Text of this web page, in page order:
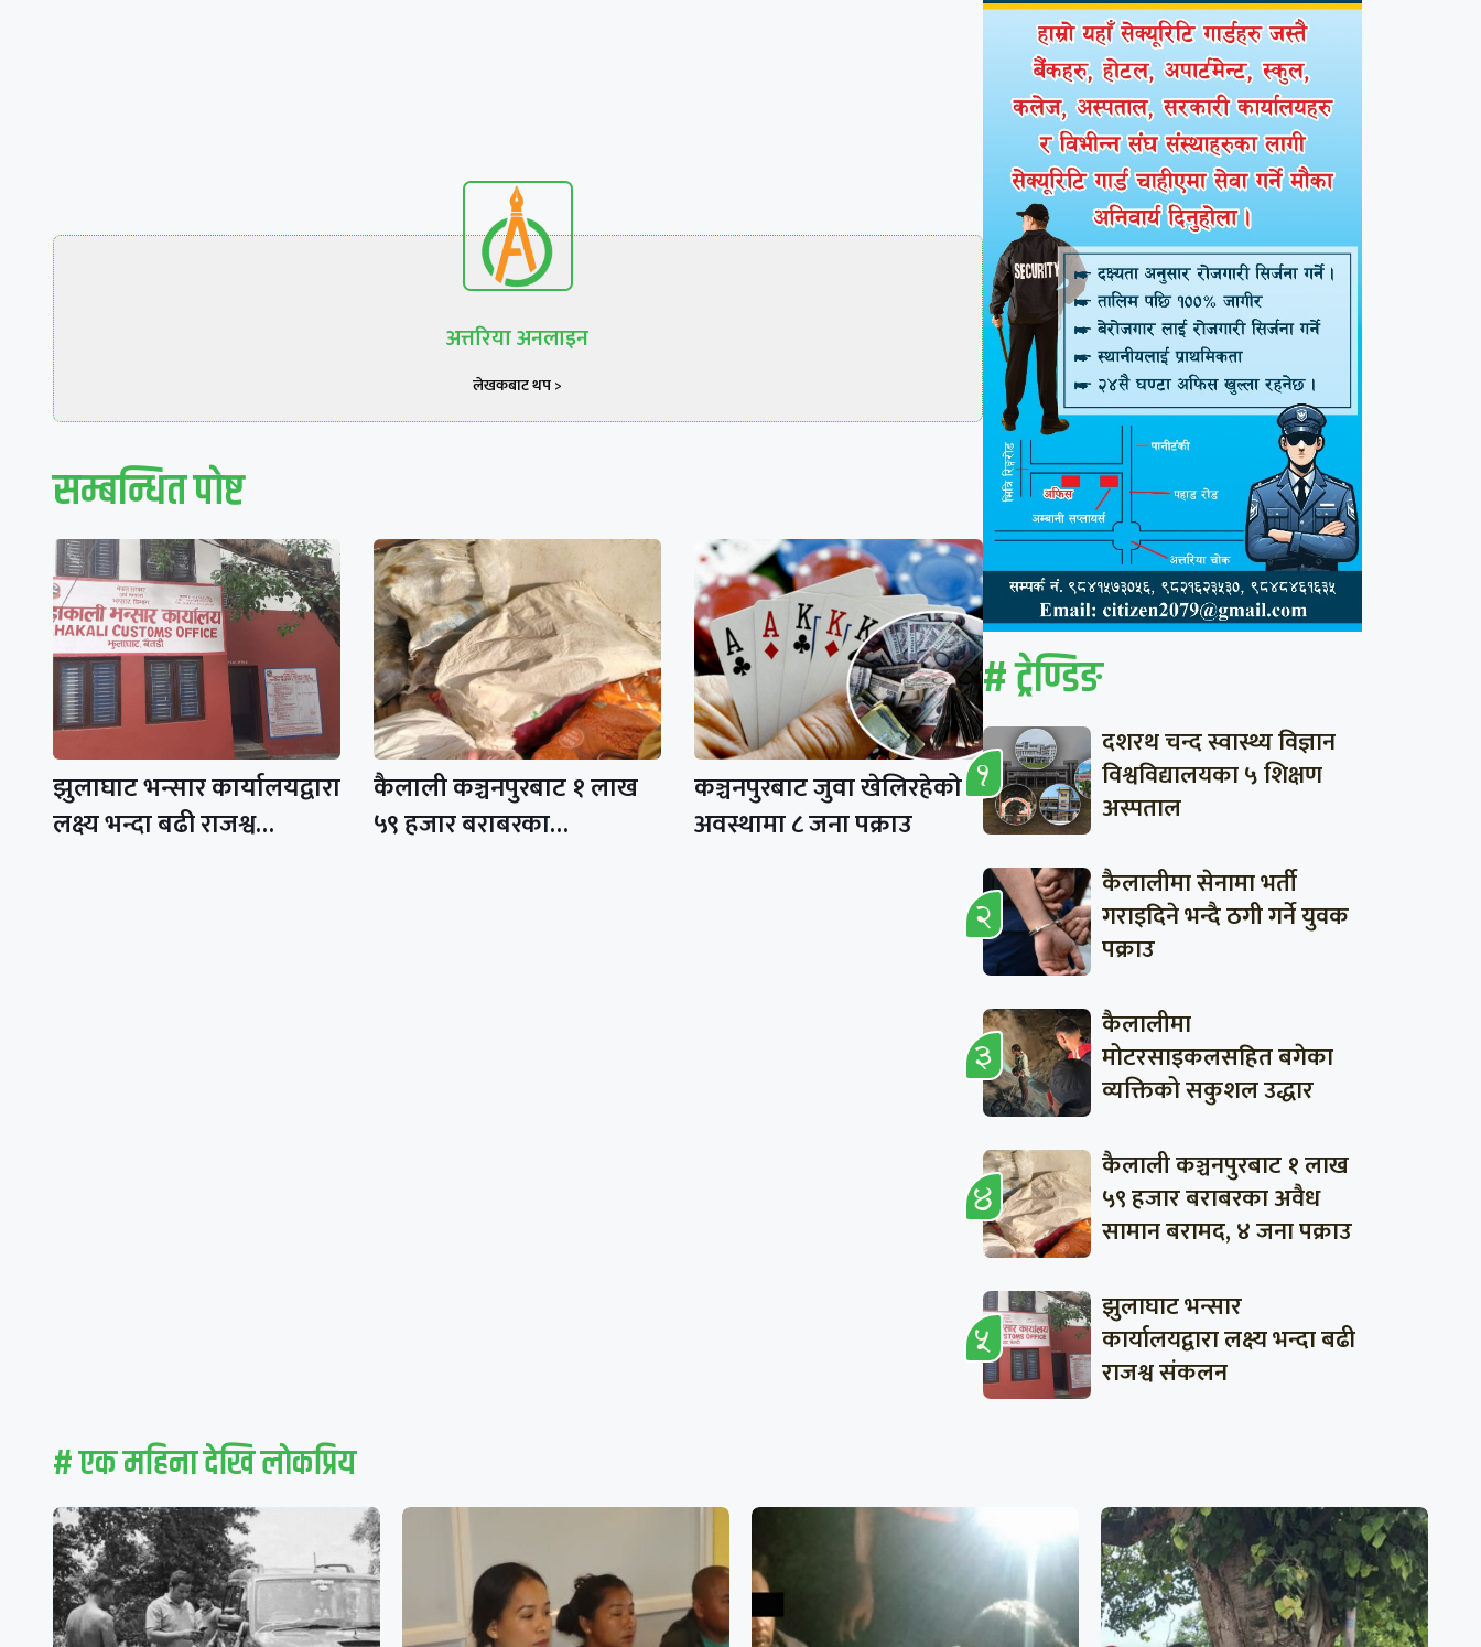
अत्तरिया अनलाइन
लेखकबाट थप >
सम्बन्धित पाेष्ट
झुलाघाट भन्सार कार्यालयद्वारा
लक्ष्य भन्दा बढी राजश्व…
कैलाली कञ्चनपुरबाट १ लाख
५९ हजार बराबरका…
कञ्चनपुरबाट जुवा खेलिरहेको
अवस्थामा ८ जना पक्राउ
# ट्रेण्डिङ
दशरथ चन्द स्वास्थ्य विज्ञान
विश्वविद्यालयका ५ शिक्षण
अस्पताल
कैलालीमा सेनामा भर्ती
गराइदिने भन्दै ठगी गर्ने युवक
पक्राउ
कैलालीमा
मोटरसाइकलसहित बगेका
व्यक्तिको सकुशल उद्धार
कैलाली कञ्चनपुरबाट १ लाख
५९ हजार बराबरका अवैध
सामान बरामद, ४ जना पक्राउ
झुलाघाट भन्सार
कार्यालयद्वारा लक्ष्य भन्दा बढी
राजश्व संकलन
# एक महिना देखि लाेकप्रिय